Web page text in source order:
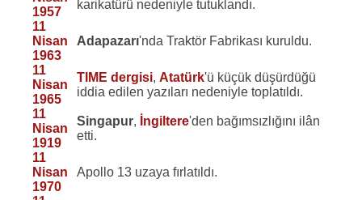
1957
karikatürü nedeniyle tutuklandı.
11
Nisan
1963
Adapazarı'nda Traktör Fabrikası kuruldu.
11
Nisan
1965
TIME dergisi,Atatürk'ü küçük düşürdüğü
iddia edilen yazıları nedeniyle toplatıldı.
11
Nisan
1919
Singapur, İngiltere'den bağımsızlığını ilân
etti.
11
Nisan
1970
Apollo 13 uzaya fırlatıldı.